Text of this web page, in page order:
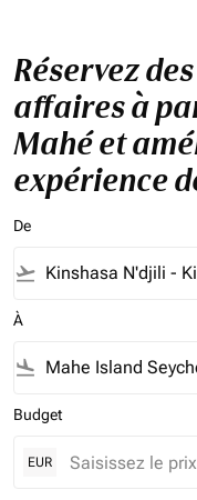
Réservez
affaires à
Mahé et
expérience
De
flight_takeoff
À
flight_land
Budget
EUR